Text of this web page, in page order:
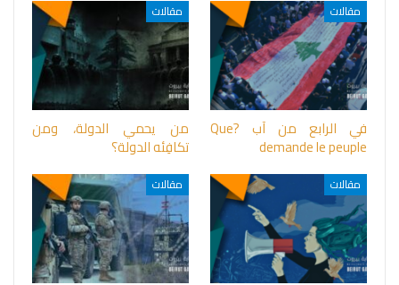
مقالات
في الرابع من آب ?Que
demande le peuple
مقالات
من يحمي الدولة، ومن
تكافِئه الدولة؟
مقالات مقالات